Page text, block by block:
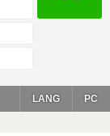
PC
LANG